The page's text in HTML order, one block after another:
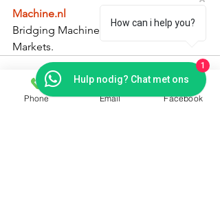
Machine.nl
Bridging Machines. Connecting
Markets.
Phone Email Facebook
How can i help you?
Hulp nodig? Chat met ons
1